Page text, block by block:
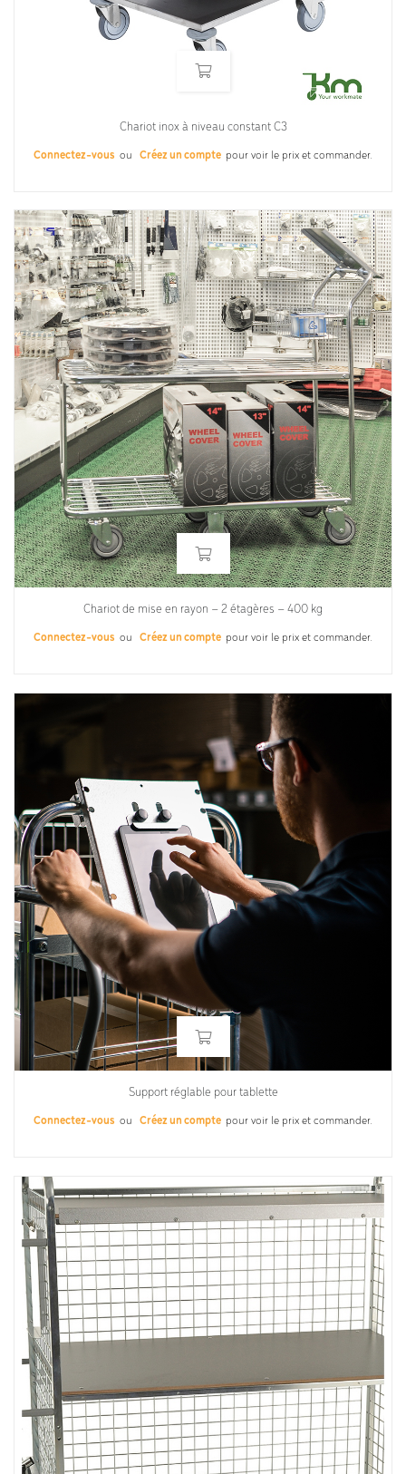
Chariot inox à niveau constant C3
Connectez-vous ou Créez un compte pour voir le prix et commander.
Chariot de mise en rayon – 2 étagères – 400 kg
Connectez-vous ou Créez un compte pour voir le prix et commander.
Support réglable pour tablette
Connectez-vous ou Créez un compte pour voir le prix et commander.